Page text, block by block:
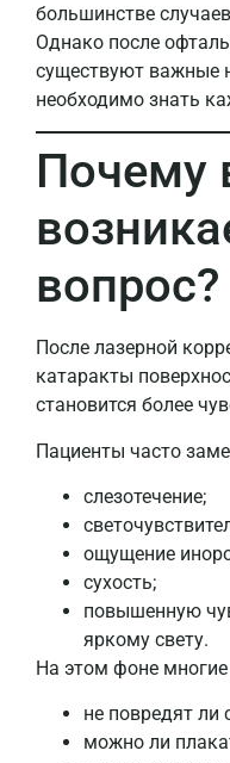
большинстве
Однако после
существуют важные
необходимо знать
Почему
вопрос?
После лазерной
катаракты
становится более
Пациенты часто
слезотечение;
ощущение
сухость;
повышенную
яркому свету.
На этом фоне
не повредят ли
можно ли